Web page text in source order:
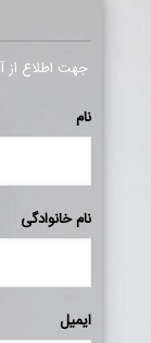
جهت اطلاع از
نام
نام خانوادگی
ایمیل